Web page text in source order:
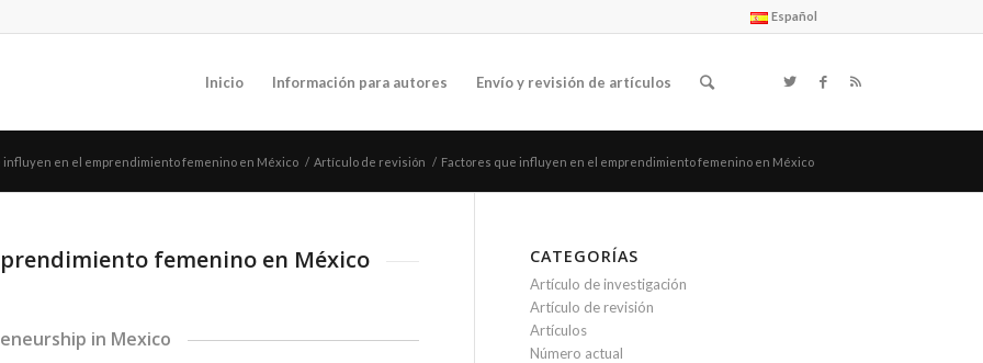
Español
Inicio Información para autores Envío y revisión de artículos
influyen en el emprendimiento femenino en México / Artículo de revisión / Factores que influyen en el emprendimiento femenino en México
femenino en México
in Mexico
CATEGORÍAS
Artículo de investigación
Artículo de revisión
Artículos
Número actual